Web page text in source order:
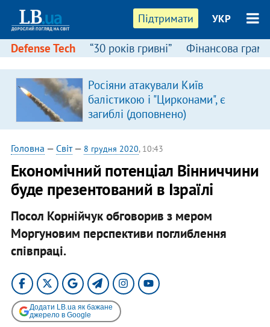
Підтримати УКР
Defense Tech “30 років гривні” Фінансова
Росіяни атакували Київ
балістикою і "Цирконами", є
загиблі (доповнено)
Головна — Світ— 8 грудня 2020, 10:43
Економічний потенціал Вінниччини
буде презентований в Ізраїлі
Посол Корнійчук обговорив з мером
Моргуновим перспективи поглиблення
співпраці.
Додати LB.ua як бажане
джерело в Google